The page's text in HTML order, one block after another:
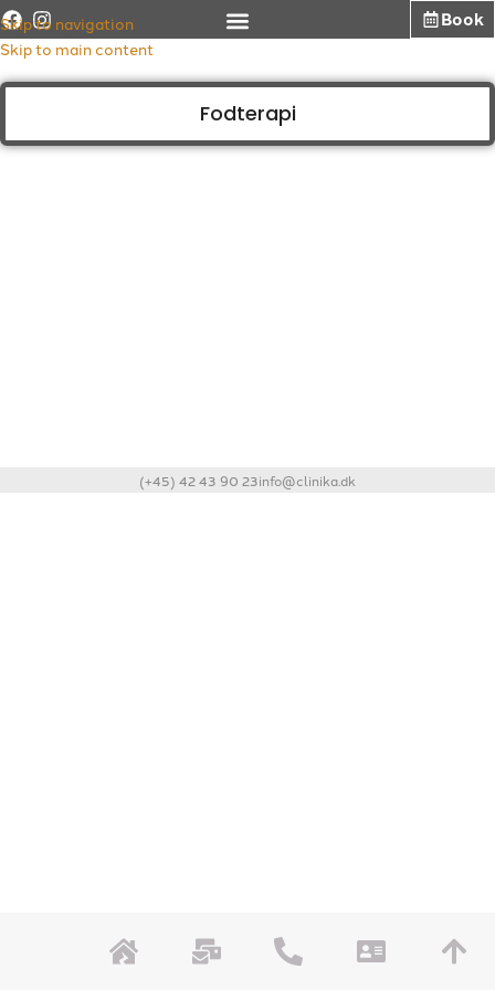
Skip to navigation
Skip to main content
Book
Booking fodterapi
Book hurtigt en tid med formular nedenunder.
Fodterapi
(+45) 42 43 90 23info@clinika.dk